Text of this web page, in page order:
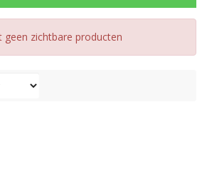
geen zichtbare producten